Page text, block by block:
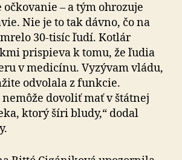
očkovanie – a tým ohrozuje
Nie je to tak dávno, čo na
30-tisíc ľudí. Kotlár
prispieva k tomu, že ľudia
v medicínu. Vyzývam vládu,
odvolala z funkcie.
nemôže dovoliť mať v štátnej
ktorý šíri bludy,“ dodal